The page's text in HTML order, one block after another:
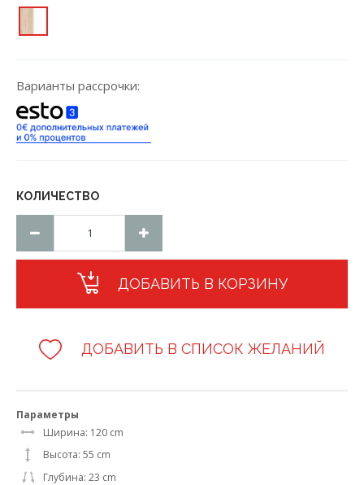
Варианты рассрочки:
КОЛИЧЕСТВО
ДОБАВИТЬ В КОРЗИНУ
ДОБАВИТЬ В СПИСОК ЖЕЛАНИЙ
Параметры
Ширина: 120 cm
Высота: 55 cm
Глубина: 23 cm